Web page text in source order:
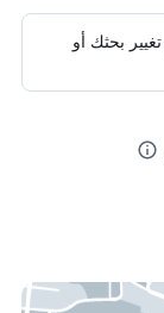
بحثك أو